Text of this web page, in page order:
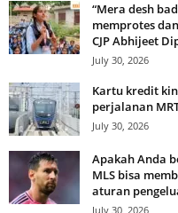
“Mera desh
memprotes
CJP Abhijeet
July 30, 2026
Kartu kredit
perjalanan
July 30, 2026
Apakah Anda
MLS bisa
aturan
July 30, 2026